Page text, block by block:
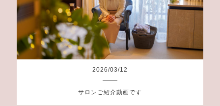
2026/03/12
サロンご紹介動画です